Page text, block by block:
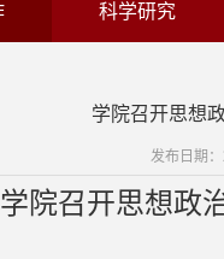
科学研究
学院召开思想
发布日期
学院召开思想政